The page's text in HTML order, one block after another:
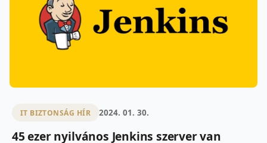
IT BIZTONSÁG HÍR 2024. 01. 30.
45 ezer nyilvános Jenkins szerver van